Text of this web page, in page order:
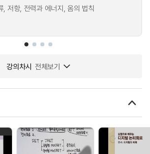
, 저항, 전력과 에너지, 옴의 법칙
강의차시 전체보기